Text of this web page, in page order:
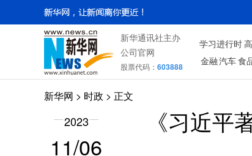
新华通讯社主办
公司官网
股票代码： 603888
学习进行时
金融 汽车 食
新华网 > 时政 > 正文
2023
11/06
《习近平